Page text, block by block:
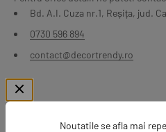
Noutatile se afla mai
Bd. A.I. Cuza nr.1, Reșița, jud.
0730 596 894
contact@decortrendy.ro